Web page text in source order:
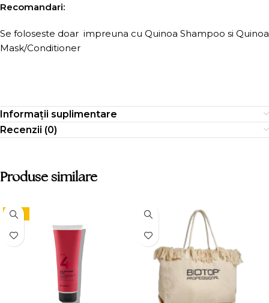
Recomandari:
Se foloseste doar impreuna cu Quinoa Shampoo si Quinoa
Mask/Conditioner
Informații suplimentare
Recenzii (0)
Produse similare
-15%